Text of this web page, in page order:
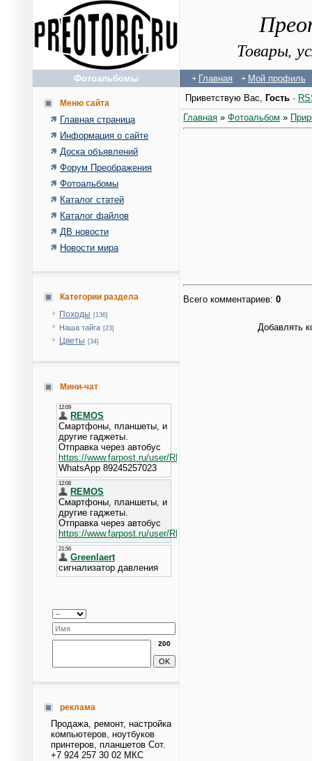
Товары,
Фотоальбомы Главная Мой профиль
Меню сайта
Главная страница
Информация о сайте
Доска объявлений
Форум Преображения
Фотоальбомы
Каталог статей
Каталог файлов
ДВ новости
Новости мира
Категории раздела
Походы [136]
Наша тайга [23]
Цветы [34]
Мини-чат
200
реклама
Продажа, ремонт, настройка
компьютеров, ноутбуков
принтеров, планшетов Сот.
+7 924 257 30 02 МКС
Приветствую Вас, Гость ·
Главная » Фотоальбом »
Всего комментариев: 0
Добавлять